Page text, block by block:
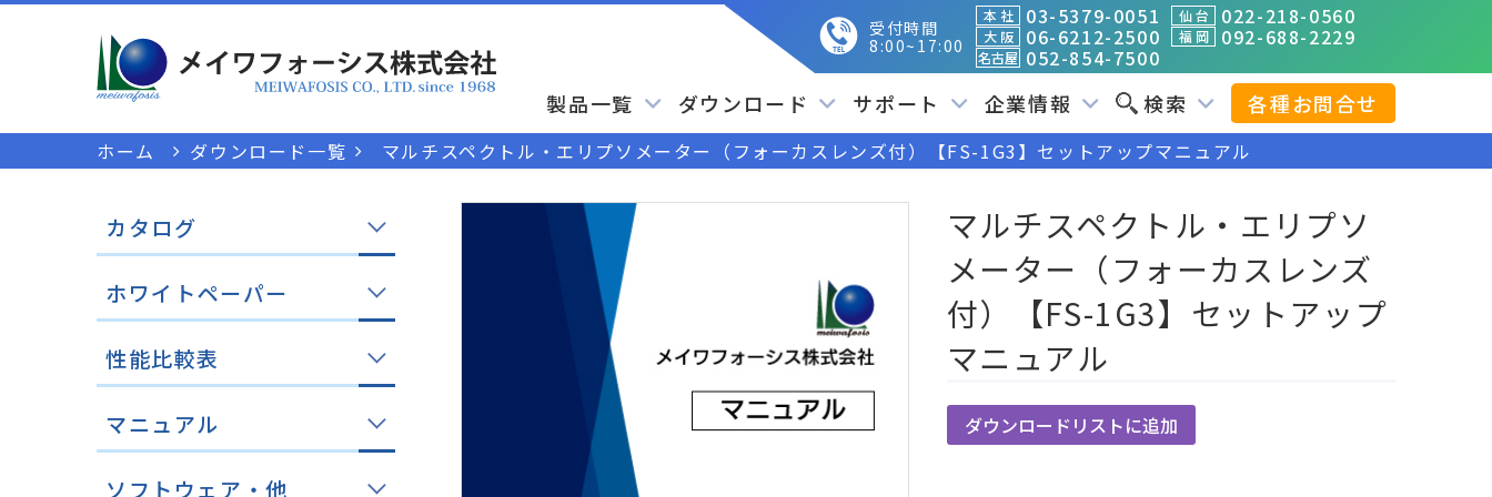
受付時間
8:00~17:00
本 社 03-5379-0051 仙 台 022-218-0560
大 阪 06-6212-2500 福 岡 092-688-2229
名古屋 052-854-7500
製品一覧 ダウンロード サポート 企業情報 検索 各種お問合せ
ホーム ダウンロード一覧 マルチスペクトル・エリプソメーター（フォーカスレンズ付）【FS-1G3】セットアップマニュアル
カタログ
ホワイトペーパー
性能比較表
マニュアル
ソフトウェア・他
マルチスペクトル・エリプソ
メーター（フォーカスレンズ
付）【FS-1G3】セットアップ
マニュアル
ダウンロードリストに追加